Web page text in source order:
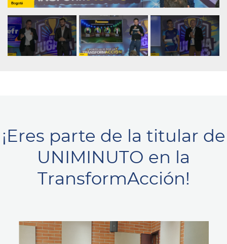
¡Eres parte de la titular de
UNIMINUTO en la
TransformAcción!